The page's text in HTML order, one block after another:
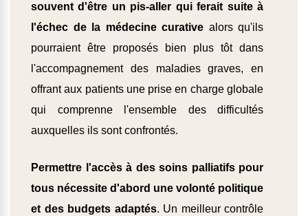
souvent d'être un pis-aller qui ferait suite à
l'échec de la médecine curative alors qu'ils
pourraient être proposés bien plus tôt dans
l'accompagnement des maladies graves, en
offrant aux patients une prise en charge globale
qui comprenne l'ensemble des difficultés
auxquelles ils sont confrontés.
Permettre l'accès à des soins palliatifs pour
tous nécessite d'abord une volonté politique
et des budgets adaptés. Un meilleur contrôle